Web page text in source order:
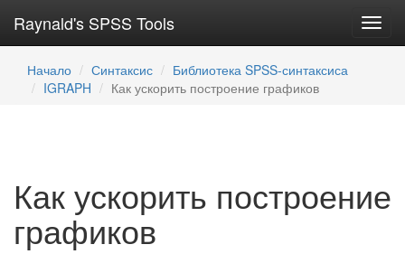
Raynald's SPSS Tools
Начало Синтаксис
Библиотека SPSS-синтаксиса
IGRAPH
Как ускорить построение графиков
Как ускорить построение
графиков